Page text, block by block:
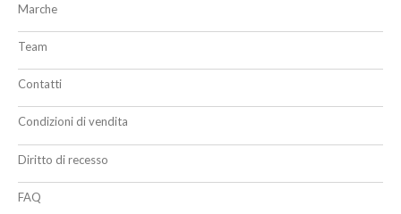
Marche
Team
Contatti
Condizioni di vendita
Diritto di recesso
FAQ